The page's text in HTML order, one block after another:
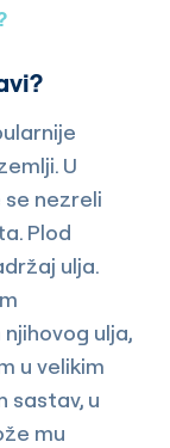
U
nezreli
Plod
ulja.
ulja,
u velikim
sastav, u
mu